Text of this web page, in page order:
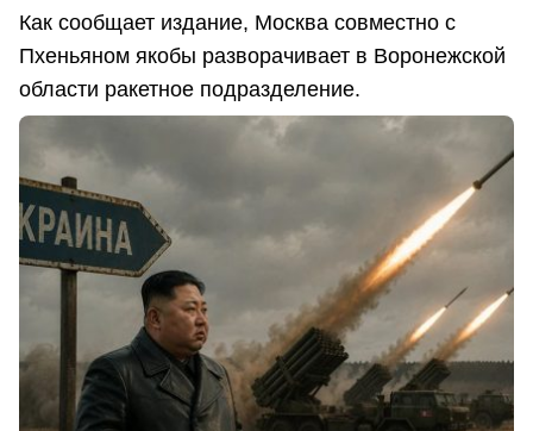
Как сообщает издание, Москва совместно с
Пхеньяном якобы разворачивает в Воронежской
области ракетное подразделение.